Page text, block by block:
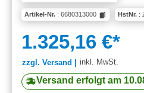
Artikel-Nr. : 6680313000 HstNr. :
1.325,16 €*
zzgl. Versand | inkl. MwSt.
Versand erfolgt am